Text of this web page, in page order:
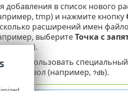
добавления в список нового
tmp) и нажмите кнопку
расширений имен
выберитеТочка с
).
использовать специальный
символ (например, ?db).